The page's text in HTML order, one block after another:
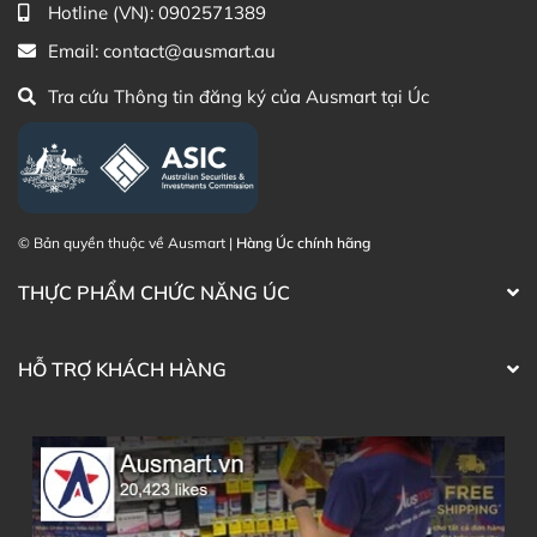
Tảo xoắn Spirulina: 1000mg
Không chứa: Các loại hạt, đường, tinh bột, sữa, bột
mỳ, bột ngô, muối, men, lactose, mầu nhân tạo,
hương vị nhân tạo hay chất bảo quản.
Hotline (VN): 0902571389
Email: contact@ausmart.au
Tra cứu Thông tin đăng ký của Ausmart tại Úc
© Bản quyền thuộc về Ausmart | Hàng Úc chính hãng
THỰC PHẨM CHỨC NĂNG ÚC
HỖ TRỢ KHÁCH HÀNG